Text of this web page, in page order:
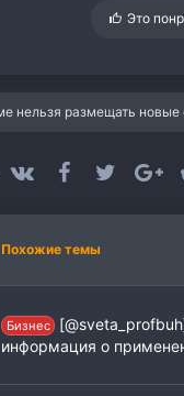
С
Это
нельзя размещать новые
VK FacebookTwitter
Похожие темы
Бизнес
информация о